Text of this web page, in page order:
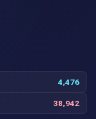
4,476
38,942